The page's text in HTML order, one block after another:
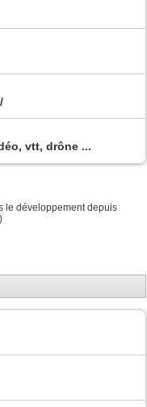
vtt, drône ...
le développement depuis